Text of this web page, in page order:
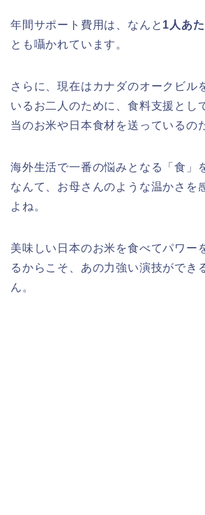
年間サポート費用は、なんと 1人あ
とも囁かれています。
さらに、現在はカナダのオークビル
いるお二人のために、食料支援とし
当のお米や日本食材を送っているの
海外生活で一番の悩みとなる「食」
なんて、お母さんのような温かさを
よね。
美味しい日本のお米を食べてパワー
るからこそ、あの力強い演技ができ
ん。